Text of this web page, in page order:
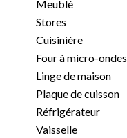
Meublé
Stores
Cuisinière
Four à micro-ondes
Linge de maison
Plaque de cuisson
Réfrigérateur
Vaisselle